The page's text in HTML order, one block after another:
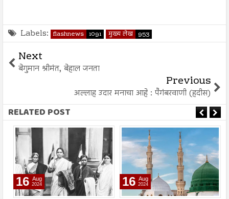
Labels: flashnews 1091 मुख्य लेख 953
Next
बेगुमान श्रीमंत, बेहाल जनता
Previous
अल्लाह उदार मनाचा आहे : पैगंबरवाणी (हदीस)
RELATED POST
16 Aug
2024 16 Aug
2024